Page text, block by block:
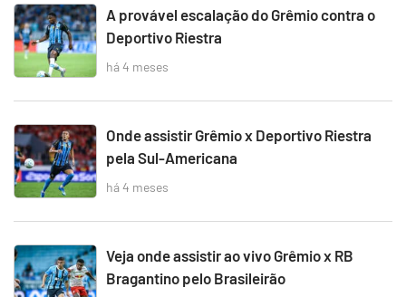
A provável escalação do Grêmio contra o
Deportivo Riestra
há 4 meses
Onde assistir Grêmio x Deportivo Riestra
pela Sul-Americana
há 4 meses
Veja onde assistir ao vivo Grêmio x RB
Bragantino pelo Brasileirão